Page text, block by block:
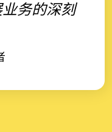
务的深刻